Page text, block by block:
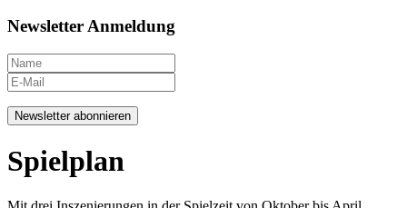
Newsletter Anmeldung
Newsletter abonnieren
Spielplan